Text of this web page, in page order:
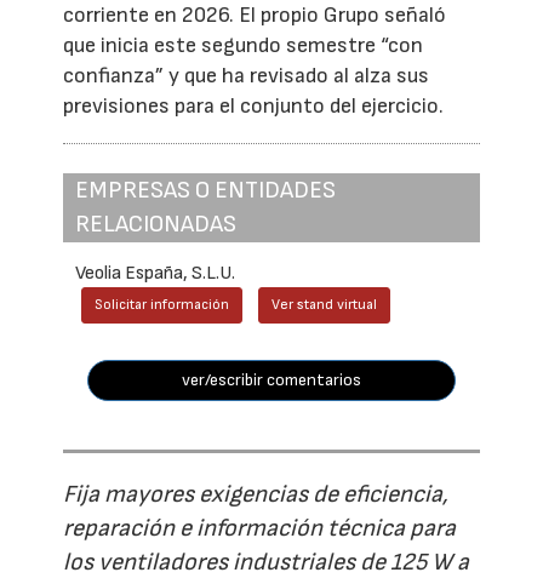
corriente en 2026. El propio Grupo señaló
que inicia este segundo semestre “con
confianza” y que ha revisado al alza sus
previsiones para el conjunto del ejercicio.
EMPRESAS O ENTIDADES
RELACIONADAS
Veolia España, S.L.U.
Solicitar información Ver stand virtual
ver/escribir comentarios
Fija mayores exigencias de eficiencia,
reparación e información técnica para
los ventiladores industriales de 125 W a